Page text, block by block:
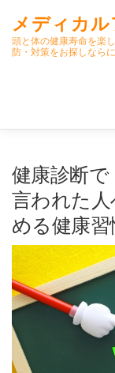
ッ
メディカ
頭と体の健康寿命を楽
防・対策をお探しなら
クラス内容
高齢者向けおす
よくある質問(FAQ)
健康診断
言われた
める健康習